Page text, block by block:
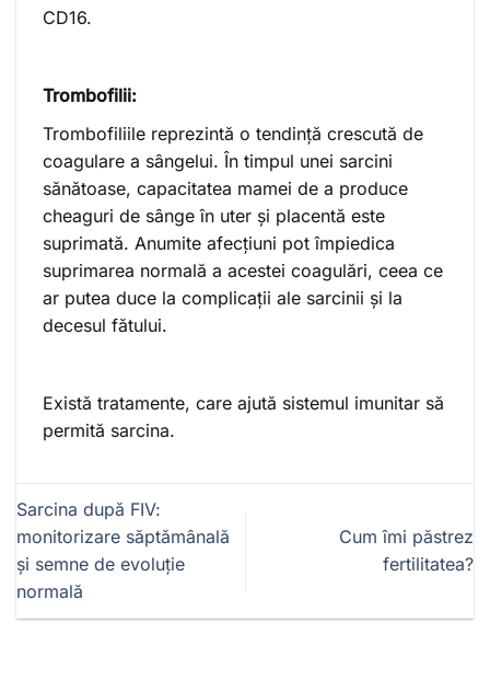
CD16.
Trombofilii:
Trombofiliile reprezintă o tendință crescută de
coagulare a sângelui. În timpul unei sarcini
sănătoase, capacitatea mamei de a produce
cheaguri de sânge în uter și placentă este
suprimată. Anumite afecțiuni pot împiedica
suprimarea normală a acestei coagulări, ceea ce
ar putea duce la complicații ale sarcinii și la
decesul fătului.
Există tratamente, care ajută sistemul imunitar să
permită sarcina.
Sarcina după FIV:
monitorizare săptămânală
și semne de evoluție
normală
Cum îmi păstrez
fertilitatea?